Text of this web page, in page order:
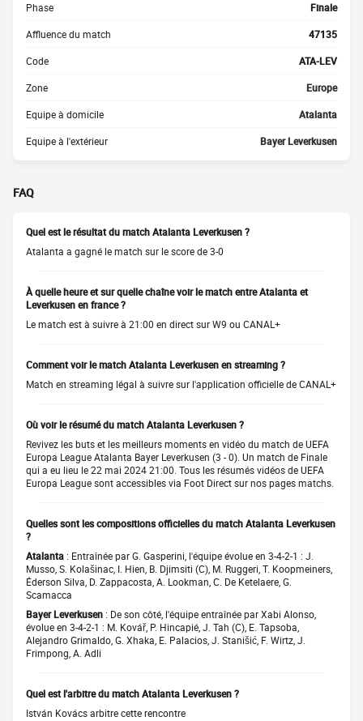
Phase Finale
Affluence du match 47135
Code ATA-LEV
Zone Europe
Equipe à domicile Atalanta
Equipe à l'extérieur Bayer Leverkusen
FAQ
Quel est le résultat du match Atalanta Leverkusen ?
Atalanta a gagné le match sur le score de 3-0
À quelle heure et sur quelle chaîne voir le match entre Atalanta et
Leverkusen en france ?
Le match est à suivre à 21:00 en direct sur W9 ou CANAL+
Comment voir le match Atalanta Leverkusen en streaming ?
Match en streaming légal à suivre sur l'application officielle de CANAL+
Où voir le résumé du match Atalanta Leverkusen ?
Revivez les buts et les meilleurs moments en vidéo du match de UEFA
Europa League Atalanta Bayer Leverkusen (3 - 0). Un match de Finale
qui a eu lieu le 22 mai 2024 21:00. Tous les résumés vidéos de UEFA
Europa League sont accessibles via Foot Direct sur nos pages matchs.
Quelles sont les compositions officielles du match Atalanta Leverkusen
?
Atalanta : Entraînée par G. Gasperini, l'équipe évolue en 3-4-2-1 : J.
Musso, S. Kolašinac, I. Hien, B. Djimsiti (C), M. Ruggeri, T. Koopmeiners,
Éderson Silva, D. Zappacosta, A. Lookman, C. De Ketelaere, G.
Scamacca
Bayer Leverkusen : De son côté, l'équipe entraînée par Xabi Alonso,
évolue en 3-4-2-1 : M. Kovář, P. Hincapié, J. Tah (C), E. Tapsoba,
Alejandro Grimaldo, G. Xhaka, E. Palacios, J. Stanišić, F. Wirtz, J.
Frimpong, A. Adli
Quel est l'arbitre du match Atalanta Leverkusen ?
István Kovács arbitre cette rencontre